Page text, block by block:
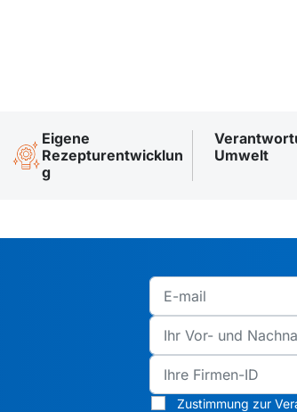
Eigene
Rezepturentwicklun
g
Umwelt
Zustimmung zur